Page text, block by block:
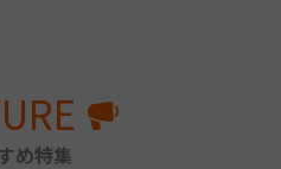
め特集